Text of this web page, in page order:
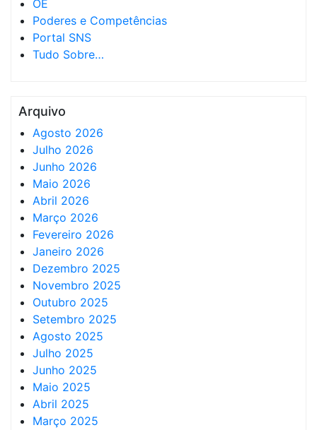
OE
Poderes e Competências
Portal SNS
Tudo Sobre…
Arquivo
Agosto 2026
Julho 2026
Junho 2026
Maio 2026
Abril 2026
Março 2026
Fevereiro 2026
Janeiro 2026
Dezembro 2025
Novembro 2025
Outubro 2025
Setembro 2025
Agosto 2025
Julho 2025
Junho 2025
Maio 2025
Abril 2025
Março 2025